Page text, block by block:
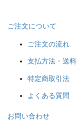
ご注文について
ご注文の流れ
支払方法・送料
特定商取引法
よくある質問
お問い合わせ